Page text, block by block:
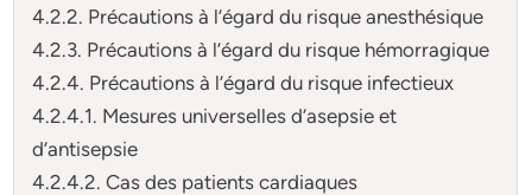
4.2.2. Précautions à l’égard du risque anesthésique
4.2.3. Précautions à l’égard du risque hémorragique
4.2.4. Précautions à l’égard du risque infectieux
4.2.4.1. Mesures universelles d’asepsie et
d’antisepsie
4.2.4.2. Cas des patients cardiaques